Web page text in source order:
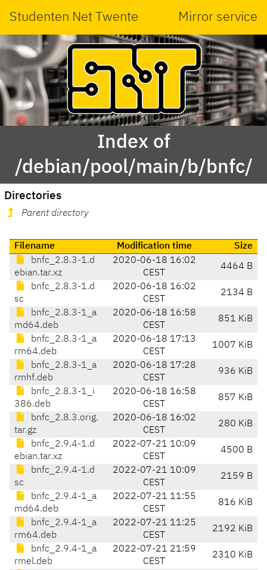
Studenten Net Twente Mirror service
Index of
/debian/pool/main/b/bnfc/
Directories
Parent directory
Filename Modification time
Size
bnfc_2.8.3-1.d
ebian.tar.xz
2020-06-18 16:02
CEST
4464 B
bnfc_2.8.3-1.d
sc
2020-06-18 16:02
CEST
2134 B
bnfc_2.8.3-1_a
md64.deb
2020-06-18 16:58
CEST
851 KiB
bnfc_2.8.3-1_a
rm64.deb
2020-06-18 17:13
CEST
1007 KiB
bnfc_2.8.3-1_a
rmhf.deb
2020-06-18 17:28
CEST
936 KiB
bnfc_2.8.3-1_i
386.deb
2020-06-18 16:58
CEST
857 KiB
bnfc_2.8.3.orig.
tar.gz
2020-06-18 16:02
CEST
280 KiB
bnfc_2.9.4-1.d
ebian.tar.xz
2022-07-21 10:09
CEST
4500 B
bnfc_2.9.4-1.d
sc
2022-07-21 10:09
CEST
2159 B
bnfc_2.9.4-1_a
md64.deb
2022-07-21 11:55
CEST
816 KiB
bnfc_2.9.4-1_a
rm64.deb
2022-07-21 11:25
CEST
2192 KiB
bnfc_2.9.4-1_a
rmel.deb
2022-07-21 21:59
CEST
2310 KiB